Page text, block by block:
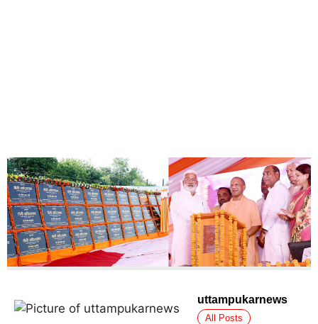
uttampukarnews
All Posts